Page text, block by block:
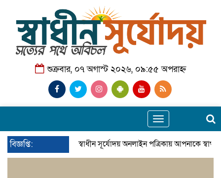
শুক্রবার, ০৭ অগাস্ট ২০২৬, ০৯:৫৫ অপরাহ্ন
Toggle
navigation
বিজ্ঞপ্তি: স্বাধীন সূর্যোদয় অনলাইন পত্রিকায় আপনাকে